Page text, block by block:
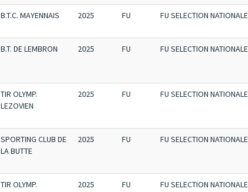
B.T.C. MAYENNAIS 2025 FU FU SELECTION NATIONALE
B.T. DE LEMBRON 2025 FU FU SELECTION NATIONALE
TIR OLYMP.
LEZOVIEN
2025 FU FU SELECTION NATIONALE
SPORTING CLUB DE
LA BUTTE
2025 FU FU SELECTION NATIONALE
TIR OLYMP.
2025 FU FU SELECTION NATIONALE